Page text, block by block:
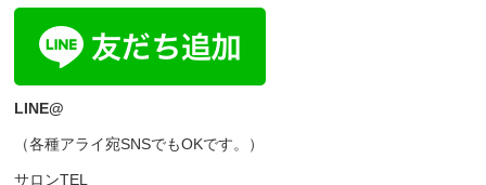
LINE@
（各種アライ宛SNSでもOKです。）
サロンTEL